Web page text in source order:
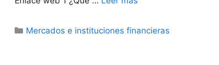
Categorías
Mercados e instituciones financieras